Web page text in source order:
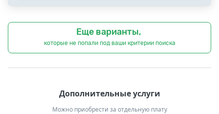
Еще варианты,
которые не попали под ваши критерии поиска
Дополнительные услуги
Можно приобрести за отдельную плату